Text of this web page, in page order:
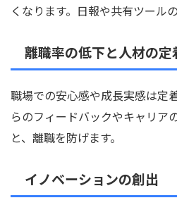
くなります。日報や共有ツール
離職率の低下と人材の定
職場での安心感や成長実感は定
らのフィードバックやキャリア
と、離職を防げます。
イノベーションの創出